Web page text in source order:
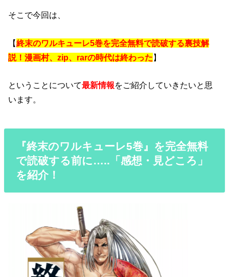
そこで今回は、
【終末のワルキューレ5巻を完全無料で読破する裏技解
説！漫画村、zip、rarの時代は終わった】
ということについて最新情報をご紹介していきたいと思
います。
『終末のワルキューレ5巻』を完全無料
で読破する前に…..「感想・見どころ」
を紹介！